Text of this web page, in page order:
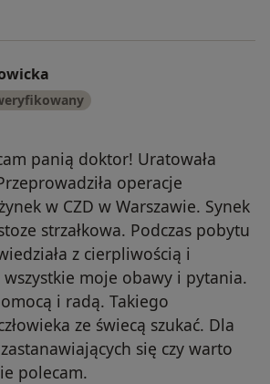
panią doktor! Uratowała
operacje
w CZD w Warszawie. Synek
strzałkowa. Podczas pobytu
z cierpliwością i
wszystkie moje obawy i pytania.
i radą. Takiego
ze świecą szukać. Dla
się czy warto
polecam.